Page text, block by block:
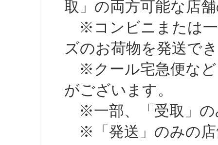
取」の両方可能な店
※コンビニまたは一
ズのお荷物を発送で
※クール宅急便など
がございます。
※一部、「受取」の
※「発送」のみの店